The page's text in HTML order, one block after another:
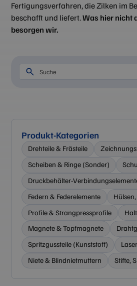
Fertigungsverfahren, die Zilken im
beschafft und liefert.Was hier nicht
besorgen wir.
Produkt-Kategorien
Drehteile & Frästeile
Scheiben & Ringe (Sonder)
Druckbehälter-
Federn & Federelemente
Profile & Strangpressprofile
Magnete & Topfmagnete
Spritzgussteile (Kunststoff)
Niete & Blindnietmuttern
Stifte,